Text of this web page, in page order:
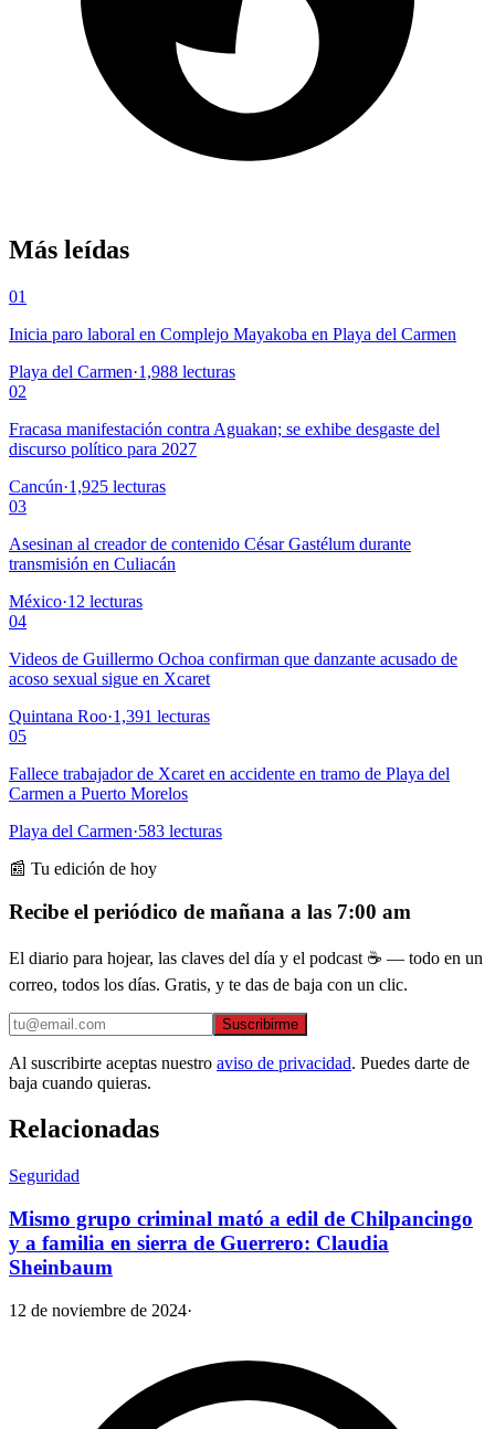
Más leídas
01
Inicia paro laboral en Complejo Mayakoba en Playa del Carmen
Playa del Carmen·1,988 lecturas
02
Fracasa manifestación contra Aguakan; se exhibe desgaste del
discurso político para 2027
Cancún·1,925 lecturas
03
Asesinan al creador de contenido César Gastélum durante
transmisión en Culiacán
México·12 lecturas
04
Videos de Guillermo Ochoa confirman que danzante acusado de
acoso sexual sigue en Xcaret
Quintana Roo·1,391 lecturas
05
Fallece trabajador de Xcaret en accidente en tramo de Playa del
Carmen a Puerto Morelos
Playa del Carmen·583 lecturas
📰 Tu edición de hoy
Recibe el periódico de mañana a las 7:00 am
El diario para hojear, las claves del día y el podcast ☕ — todo en un
correo, todos los días. Gratis, y te das de baja con un clic.
Suscribirme
Al suscribirte aceptas nuestro aviso de privacidad. Puedes darte de
baja cuando quieras.
Relacionadas
Seguridad
Mismo grupo criminal mató a edil de Chilpancingo
y a familia en sierra de Guerrero: Claudia
Sheinbaum
12 de noviembre de 2024·